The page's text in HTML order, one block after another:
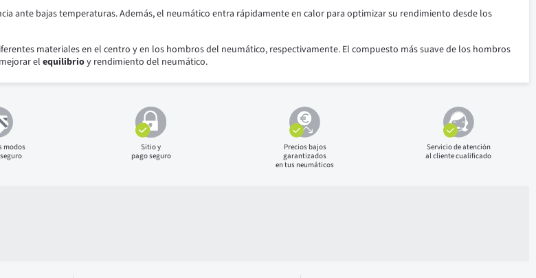
ante bajas temperaturas. Además, el neumático entra rápidamente en calor para optimizar su rendimiento desde los
materiales en el centro y en los hombros del neumático, respectivamente. El compuesto más suave de los hombros
el equilibrioy rendimiento del neumático.
modos
Sitio y
pago seguro
Precios bajos
garantizados
en tus neumáticos
Servicio de atención
al cliente cualificado